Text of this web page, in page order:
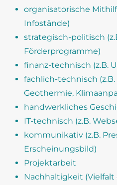
organisatorische
Infostände)
strategisch-politisch
Förderprogramme)
finanz-technisch (z.B.
fachlich-technisch
Geothermie,
handwerkliches
IT-technisch (z.B.
kommunikativ (z.B.
Erscheinungsbild)
Projektarbeit
Nachhaltigkeit